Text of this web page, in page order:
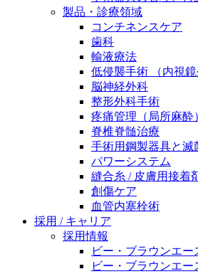
ニューススペース
製品・診療領域
コンチネンスケア
歯科
輸液療法
低侵襲手術 （内視鏡
脳神経外科
整形外科手術
疼痛管理（局所麻酔
脊椎脊髄治療
手術用鋼製器具と滅
パワーシステム
縫合糸 / 皮膚用接着
創傷ケア
血管内塞栓術
採用 / キャリア
採用情報
ビー・ブラウンエ
ビー・ブラウンエ